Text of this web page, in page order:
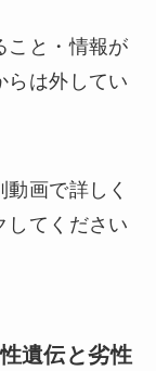
こと・情報が
らは外してい
画で詳しく
してください
遺伝と劣性